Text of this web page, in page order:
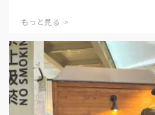
もっと見る ->